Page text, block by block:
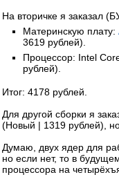
На вторичке я заказал
Материнскую плату:
3619 рублей).
Процессор: Intel
рублей).
Итог: 4178 рублей.
Для другой сборки я
(Новый | 1319 рублей), но
Думаю, двух ядер для
но если нет, то в
процессора на